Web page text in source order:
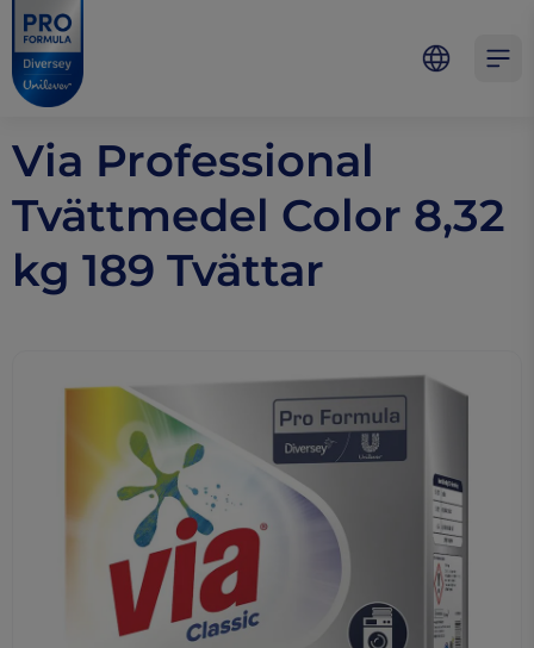
Skip to main content
Skip to navigation
Skip to footer
Pro Formula
Via Professional
Tvättmedel Color 8,32
kg 189 Tvättar